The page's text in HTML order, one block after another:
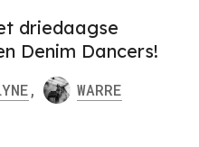
driedaagse
Denim Dancers!
, WARRE